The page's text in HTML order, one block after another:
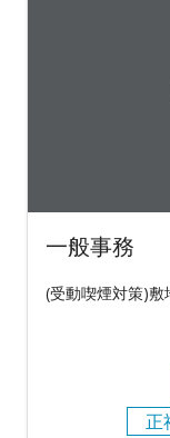
一般事務
(受動喫煙対策)
正